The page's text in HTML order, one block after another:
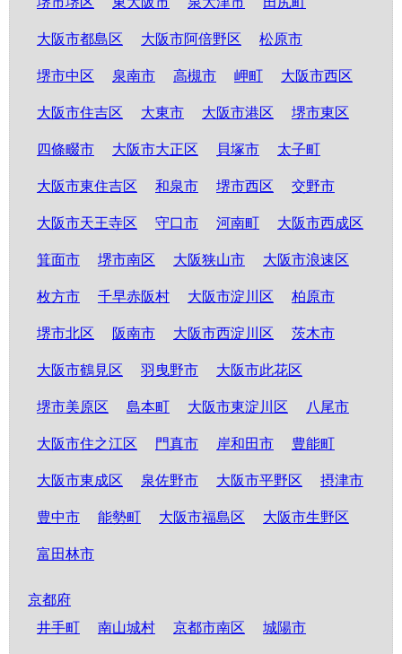
大阪市都島区 大阪市阿倍野区 松原市
堺市中区 泉南市 高槻市 岬町 大阪市西区
大阪市住吉区 大東市 大阪市港区 堺市東区
四條畷市 大阪市大正区 貝塚市 太子町
大阪市東住吉区 和泉市 堺市西区 交野市
大阪市天王寺区 守口市 河南町 大阪市西成区
箕面市 堺市南区 大阪狭山市 大阪市浪速区
枚方市 千早赤阪村 大阪市淀川区 柏原市
堺市北区 阪南市 大阪市西淀川区 茨木市
大阪市鶴見区 羽曳野市 大阪市此花区
堺市美原区 島本町 大阪市東淀川区 八尾市
大阪市住之江区 門真市 岸和田市 豊能町
大阪市東成区 泉佐野市 大阪市平野区 摂津市
豊中市 能勢町 大阪市福島区 大阪市生野区
富田林市
京都府
井手町
南山城村 京都市南区 城陽市